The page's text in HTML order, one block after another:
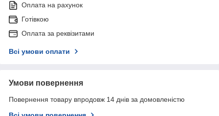
Оплата на рахунок
Готівкою
Оплата за реквізитами
Всі умови оплати
Умови повернення
Повернення товару впродовж 14 днів за домовленістю